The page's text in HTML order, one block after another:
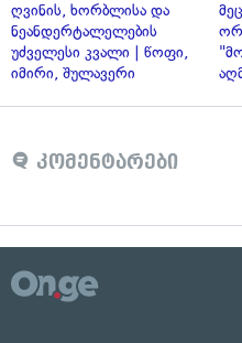
ღვინის, ხორბლისა და
ნეანდერტალელების
უძველესი კვალი | წოფი,
იმირი, შულავერი
კომენტარები